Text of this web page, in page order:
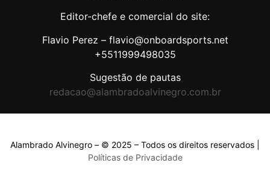
Editor-chefe e comercial do site:
Flavio Perez – flavio@onboardsports.net
+5511999498035
Sugestão de pautas
redacao@alambradoalvinegro.com.br
Alambrado Alvinegro – © 2025 – Todos os direitos reservados |
Políticas de Privacidade